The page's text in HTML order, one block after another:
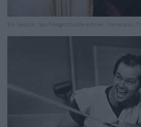
Ein Gesicht, das Filmgeschichte schrieb: Szene aus